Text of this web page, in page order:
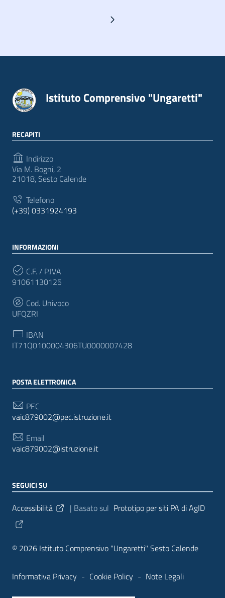
Pagina successiva
Istituto Comprensivo "Ungaretti"
RECAPITI
Indirizzo
Via M. Bogni, 2
21018, Sesto Calende
Telefono
(+39) 0331924193
INFORMAZIONI
C.F. / P.IVA
91061130125
Cod. Univoco
UFQZRI
IBAN
IT71Q0100004306TU0000007428
POSTA ELETTRONICA
PEC
vaic879002@pec.istruzione.it
Email
vaic879002@istruzione.it
SEGUICI SU
Sezione Link Utili
Accessibilità | Basato sul Prototipo per siti PA di AgID
© 2026 Istituto Comprensivo "Ungaretti" Sesto Calende
Informativa Privacy - Cookie Policy - Note Legali